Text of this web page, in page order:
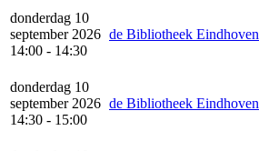
donderdag 10
september 2026
14:00 - 14:30
de Bibliotheek Eindhoven
donderdag 10
september 2026
14:30 - 15:00
de Bibliotheek Eindhoven